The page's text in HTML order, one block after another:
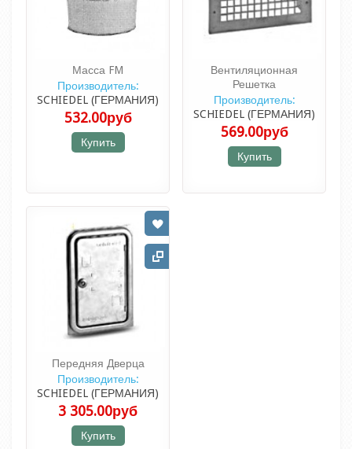
Масса FM
Производитель:
SCHIEDEL (ГЕРМАНИЯ)
532.00руб
Купить
Вентиляционная
Решетка
Производитель:
SCHIEDEL (ГЕРМАНИЯ)
569.00руб
Купить
Передняя Дверца
Производитель:
SCHIEDEL (ГЕРМАНИЯ)
3 305.00руб
Купить